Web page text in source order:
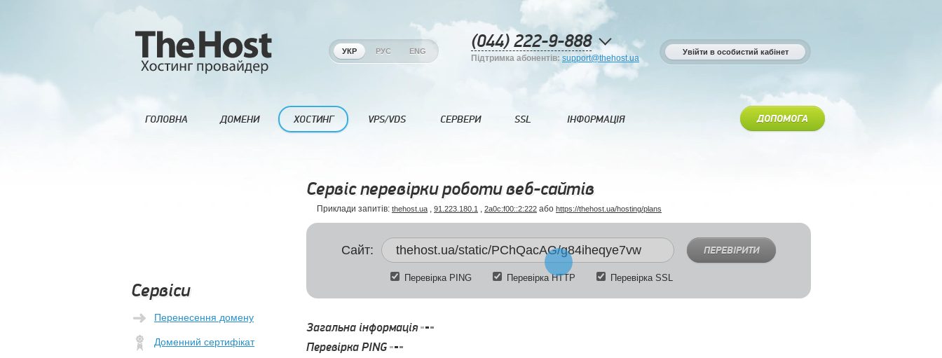
УКР РУС ENG (044) 222-9-888
Підтримка абонентів: support@thehost.ua
Увійти в особистий кабінет
ГОЛОВНА ДОМЕНИ ХОСТИНГ VPS/VDS СЕРВЕРИ SSL ІНФОРМАЦІЯ ДОПОМОГА
Сервіси
Перенесення домену
Доменний сертифікат
Сервіс перевірки роботи веб-сайтів
Приклади запитів: thehost.ua , 91.223.180.1 , 2a0c:f00::2:222 або https://thehost.ua/hosting/plans
Сайт: ПЕРЕВІРИТИ
Перевірка PING Перевірка HTTP Перевірка SSL
Загальна інформація
Перевірка PING